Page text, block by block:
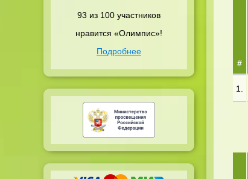
93 из 100 участников
нравится «Олимпис»!
Подробнее
#
1.